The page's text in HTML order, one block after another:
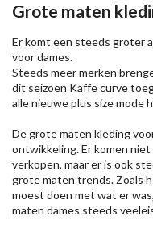
Grote maten
Er komt een steeds groter
voor dames.
Steeds meer merken
dit seizoen Kaffecurve
alle nieuweplus size mode
De grote maten kleding
ontwikkeling. Er komen
verkopen, maar er is ook
grote maten trends. Zoals
moest doen met wat er
maten dames steeds